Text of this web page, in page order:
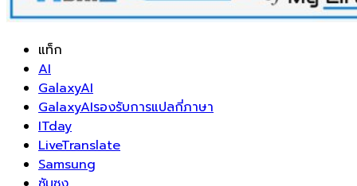
แท็ก
AI
GalaxyAI
GalaxyAIรองรับการแปลกี่ภาษา
ITday
LiveTranslate
Samsung